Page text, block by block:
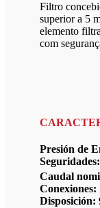
Filtro
superior a 5
elemento
com
Presión de
Seguridades:
Caudal
Conexiones:
Disposición: